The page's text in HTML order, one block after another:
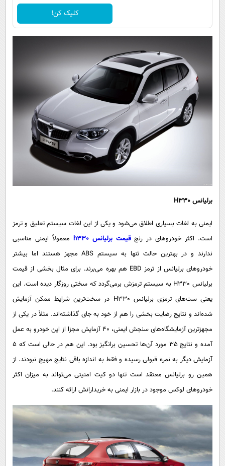
کلیک کن!
برلیانسH330
ایمنی به لغات بسیاری اطلاق می‌شود و یکی از این لغات سیستم تعلیق و ترمز
است. اکثر خودروهای در رنجقیمت برلیانسh330 معمولاً ایمنی مناسبی
ندارند و در بهترین حالت تنها به سیستم ABS مجهز هستند اما بیشتر
خودروهای برلیانس از ترمز EBD هم بهره می‌برند. برای مثال بخشی از قیمت
برلیانس H330 به سیستم ترمزش برمی‌گردد که سختی روزگار دیده است. این
یعنی ست‌های ترمزی برلیانس H330 در سخت‌ترین شرایط ممکن آزمایش
شده‌اند و نتایج رضایت بخشی را هم از خود به جای گذاشته‌اند. مثلاً در یکی از
مجهزترین آزمایشگاه‌های سنجش ایمنی، 40 آزمایش مجزا از این خودرو به عمل
آمده و نتایج 35 مورد آن‌ها تحسین برانگیز بود. این هم در حالی است که 5
آزمایش دیگر به نمره قبولی رسیده و فقط به اندازه باقی نتایج مهیج نبودند. از
همین رو برلیانس معتقد است تنها دو کیت امنیتی می‌تواند به میزان اکثر
خودروهای لوکس موجود در بازار ایمنی به خریدارانش ارائه کنند.